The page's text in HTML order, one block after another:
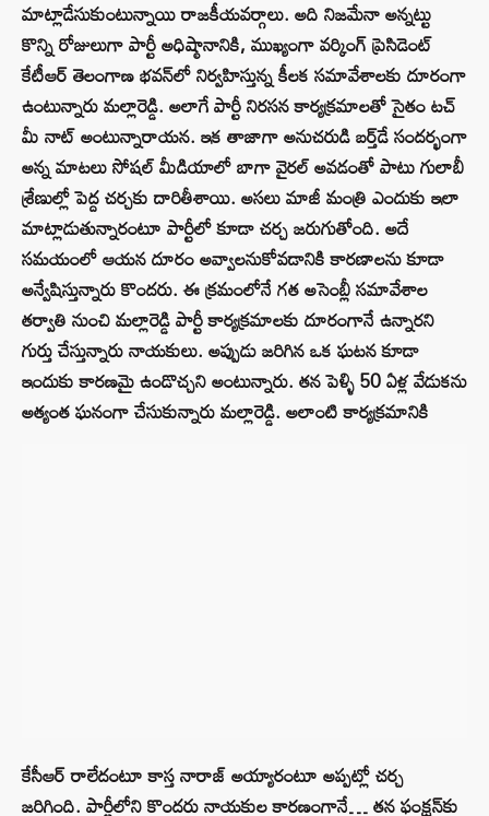
మాట్లాడేసుకుంటున్నాయి రాజకీయవర్గాలు. అది నిజమేనా అన్నట్టు
కొన్ని రోజులుగా పార్టీ అధిష్ఠానానికి, ముఖ్యంగా వర్కింగ్ ప్రెసిడెంట్
కేటీఆర్ తెలంగాణ భవన్‌లో నిర్వహిస్తున్న కీలక సమావేశాలకు దూరంగా
ఉంటున్నారు మల్లారెడ్డి. అలాగే పార్టీ నిరసన కార్యక్రమాలతో సైతం టచ్‌
మీ నాట్‌ అంటున్నారాయన. ఇక తాజాగా అనుచరుడి బర్త్‌డే సందర్భంగా
అన్న మాటలు సోషల్ మీడియాలో బాగా వైరల్‌ అవడంతో పాటు గులాబీ
శ్రేణుల్లో పెద్ద చర్చకు దారితీశాయి. అసలు మాజీ మంత్రి ఎందుకు ఇలా
మాట్లాడుతున్నారంటూ పార్టీలో కూడా చర్చ జరుగుతోంది. అదే
సమయంలో ఆయన దూరం అవ్వాలనుకోవడానికి కారణాలను కూడా
అన్వేషిస్తున్నారు కొందరు. ఈ క్రమంలోనే గత అసెంబ్లీ సమావేశాల
తర్వాతి నుంచి మల్లారెడ్డి పార్టీ కార్యక్రమాలకు దూరంగానే ఉన్నారని
గుర్తు చేస్తున్నారు నాయకులు. అప్పుడు జరిగిన ఒక ఘటన కూడా
ఇందుకు కారణమై ఉండొచ్చని అంటున్నారు. తన పెళ్ళి 50 ఏళ్ల వేడుకను
అత్యంత ఘనంగా చేసుకున్నారు మల్లారెడ్డి. అలాంటి కార్యక్రమానికి
కేసీఆర్‌ రాలేదంటూ కాస్త నారాజ్‌ అయ్యారంటూ అప్పట్లో చర్చ
జరిగింది. పార్టీలోని కొందరు నాయకుల కారణంగానే… తన ఫంక్షన్‌కు